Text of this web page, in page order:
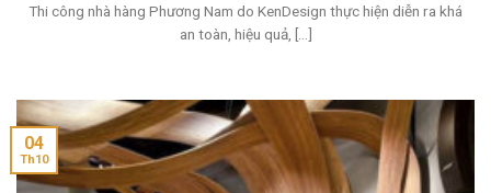
Thi công nhà hàng Phương Nam do KenDesign thực hiện diễn ra khá
an toàn, hiệu quả, [...]
04
Th10